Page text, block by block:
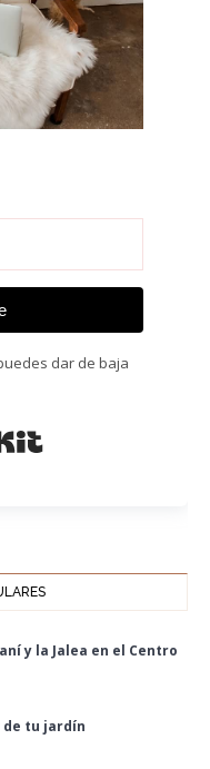
dar de baja
y la Jalea en el Centro
de tu jardín